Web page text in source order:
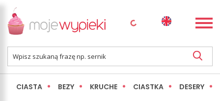
CIASTA BEZY KRUCHE CIASTKA DESERY